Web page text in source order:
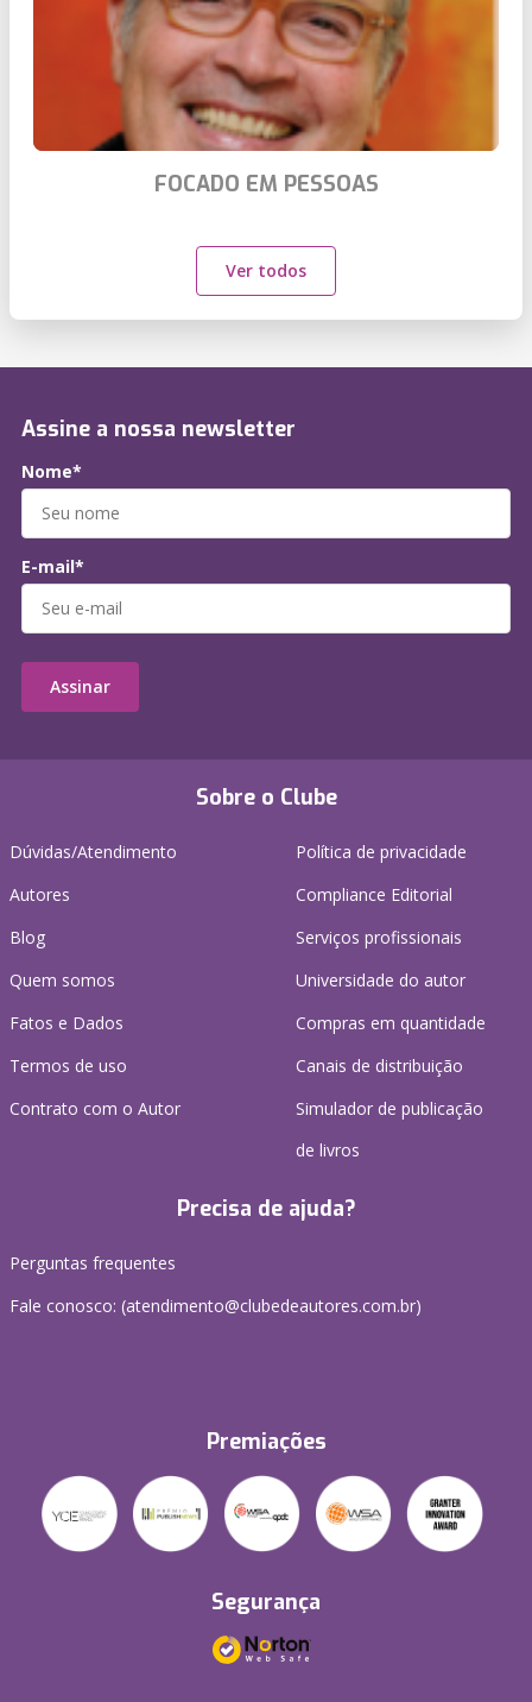
FOCADO EM PESSOAS
Ver todos
Sobre o Clube
Dúvidas/Atendimento
Autores
Blog
Quem somos
Fatos e Dados
Termos de uso
Contrato com o Autor
Política de privacidade
Compliance Editorial
Serviços profissionais
Universidade do autor
Compras em quantidade
Canais de distribuição
Simulador de publicação
de livros
Precisa de ajuda?
Perguntas frequentes
Fale conosco: (atendimento@clubedeautores.com.br)
Premiações
Segurança
Assine a nossa newsletter
Nome*
E-mail*
Assinar